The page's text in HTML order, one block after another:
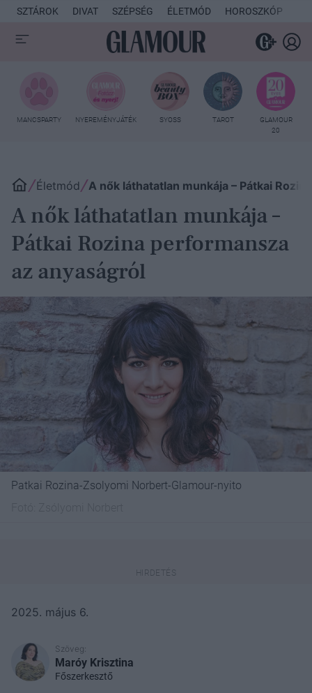
SZTÁROK DIVAT SZÉPSÉG ÉLETMÓD HOROSZKÓP
MANCSPARTY NYEREMÉNYJÁTÉK SYOSS TAROT
GLAMOUR
20
Életmód A nők láthatatlan munkája – Pátkai
A nők láthatatlan munkája –
Pátkai Rozina performansza
az anyaságról
Patkai Rozina-Zsolyomi Norbert-Glamour-nyito
2025. május 6.
Szöveg:
Maróy Krisztina
Főszerkesztő